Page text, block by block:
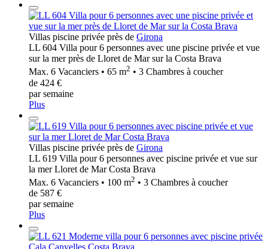
Villas piscine privée près de Girona
LL 604 Villa pour 6 personnes avec une piscine privée et vue
sur la mer près de Lloret de Mar sur la Costa Brava
Max. 6 Vacanciers • 65 m2 • 3 Chambres à coucher
de 424 €
par semaine
Plus
Villas piscine privée près de Girona
LL 619 Villa pour 6 personnes avec piscine privée et vue sur
la mer Lloret de Mar Costa Brava
Max. 6 Vacanciers • 100 m2 • 3 Chambres à coucher
de 587 €
par semaine
Plus